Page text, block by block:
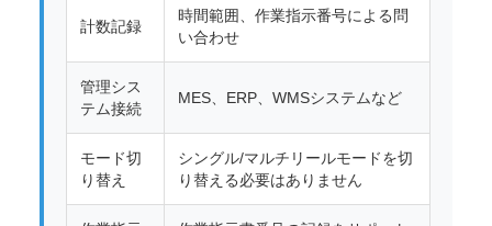
計数記録
時間範囲、作業指示番号による問
い合わせ
管理シス
テム接続
MES、ERP、WMSシステムなど
モード切
り替え
シングル/マルチリールモードを切
り替える必要はありません